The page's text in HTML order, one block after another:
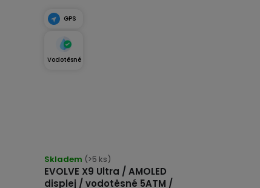
GPS
Vodotěsné
EVOLVE X9 Ultra / AMOLED
displej / vodotěsné 5ATM /
hodnocení
produktu
Skladem (>5 ks)